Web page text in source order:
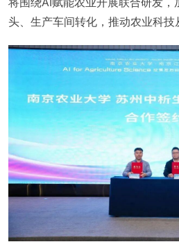
头、生产车间转化，推动农业科技